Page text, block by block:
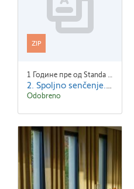
ZIP
1 Године пре од Standa Blaha
2. Spoljno senčenje.zip
Odobreno